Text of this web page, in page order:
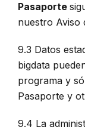
Pasaporte
nuestro Aviso
9.3 Datos
bigdata
programa y
Pasaporte y
9.4 La